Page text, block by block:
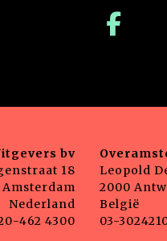
bv
18
Amsterdam
Nederland
462 4300
Leopold
2000
België
03-